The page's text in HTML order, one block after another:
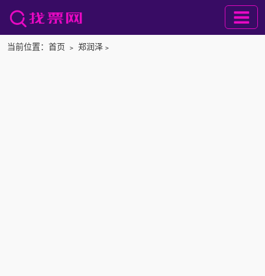
当前位置： 首页 ﹥ 郑润泽 ﹥